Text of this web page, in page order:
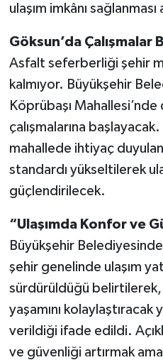
ulaşım imkânı
Göksun’da Çalışmalar
Asfalt seferberliği şehir
kalmıyor. Büyükşehir
Köprübaşı
çalışmalarına
mahallede ihtiyaç
standardı yükseltilerek
güçlendirilecek.
“Ulaşımda Konfor ve
Büyükşehir
şehir genelinde ulaşım
sürdürüldüğü belirtilerek,
yaşamını kolaylaştıracak
verildiği ifade edildi.
ve güvenliği artırmak